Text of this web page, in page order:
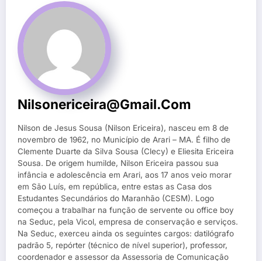
Nilsonericeira@gmail.com
Nilson de Jesus Sousa (Nilson Ericeira), nasceu em 8 de
novembro de 1962, no Município de Arari – MA. É filho de
Clemente Duarte da Silva Sousa (Clecy) e Eliesita Ericeira
Sousa. De origem humilde, Nilson Ericeira passou sua
infância e adolescência em Arari, aos 17 anos veio morar
em São Luís, em república, entre estas as Casa dos
Estudantes Secundários do Maranhão (CESM). Logo
começou a trabalhar na função de servente ou office boy
na Seduc, pela Vicol, empresa de conservação e serviços.
Na Seduc, exerceu ainda os seguintes cargos: datilógrafo
padrão 5, repórter (técnico de nível superior), professor,
coordenador e assessor da Assessoria de Comunicação